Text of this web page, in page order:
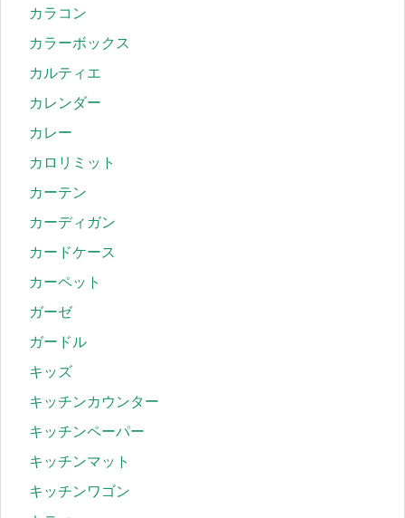
カラコン
カラーボックス
カルティエ
カレンダー
カレー
カロリミット
カーテン
カーディガン
カードケース
カーペット
ガーゼ
ガードル
キッズ
キッチンカウンター
キッチンペーパー
キッチンマット
キッチンワゴン